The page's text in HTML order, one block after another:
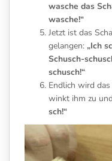
wasche das
wasche!“
Jetzt ist das
gelangen: „Ich
Schusch-
schusch!“
Endlich wird
winkt ihm zu
sch!“